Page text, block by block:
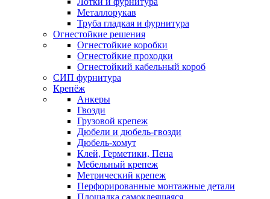
Металлорукав
Труба гладкая и фурнитура
Огнестойкие решения
Огнестойкие коробки
Огнестойкие проходки
Огнестойкий кабельный короб
СИП фурнитура
Крепёж
Анкеры
Гвозди
Грузовой крепеж
Дюбели и дюбель-гвозди
Дюбель-хомут
Клей, Герметики, Пена
Мебельный крепеж
Метрический крепеж
Перфорированные монтажные детали
Площадка самоклеящаяся